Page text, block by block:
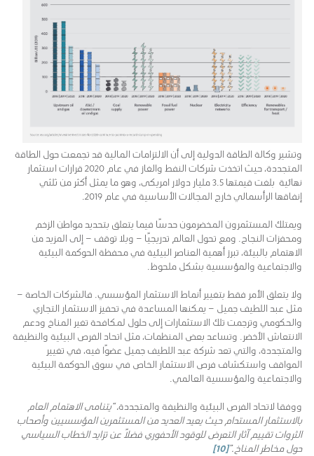
وتشير وكالة الطاقة الدولية إلى أن الالتزامات المالية قد تجمعت حول الطاقة
المتجددة، حيث اتخذت شركات النفط والغاز في عام 2020 قرارات استثمار
نهائية بلغت قيمتها 3.5 مليار دولار امريكى، وهو ما يمثل أكثر من ثلثي
إنفاقها الرأسمالي خارج المجالات الأساسية في عام 2019.
ويمتلك المستثمرون المخضرمون حدسًا فيما يتعلق بتحديد مواطن الزخم
ومحفزات النجاح. ومع تحول العالم تدريجيًا – وبلا توقف – إلى المزيد من
الاهتمام بالبيئة، تبرز أهمية العناصر البيئية في محفظة الحوكمة البيئية
والاجتماعية والمؤسسية بشكل ملحوظ.
ولا يتعلق الأمر فقط بتغيير أنماط الاستثمار المؤسسي. فالشركات الخاصة –
مثل عبد اللطيف جميل – يمكنها المساعدة في تحفيز الاستثمار التجاري
والحكومي وترجمت تلك الاستثمارات إلى حلول لمكافحة تغير المناخ ودعم
الانتعاش الأخضر. وتساعد بعض المنظمات، مثل اتحاد الفرص البيئية والنظيفة
والمتجددة، والتي تعد شركة عبد اللطيف جميل عضوًا فيه، في تغيير
المواقف واستكشاف فرص الاستثمار الخاص في سوق الحوكمة البيئية
والاجتماعية والمؤسسية العالمي.
ووفقا لاتحاد الفرص البيئية والنظيفة والمتجددة، “يتنامى الاهتمام العام
بالاستثمار المستدام حيث يعيد العديد من المستثمرين المؤسسيين وأصحاب
الثروات تقييم آثار التعرض للوقود الأحفوري فضلاً عن تزايد الخطاب السياسي
حول مخاطر المناخ.”
[10]